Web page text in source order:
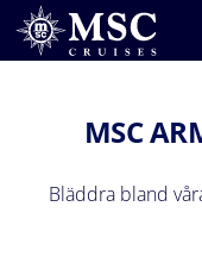
MSC
Bläddra bland